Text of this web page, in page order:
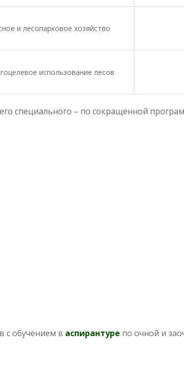
и лесопарковое хозяйство
использование лесов
специального – по сокращенной
с обучением в аспирантуре по очной и